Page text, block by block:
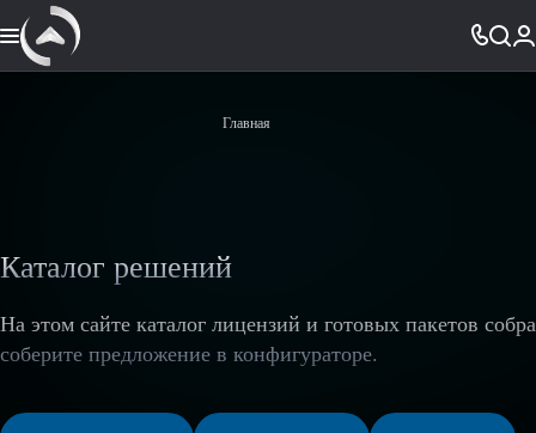
Главная
Каталог решений
На этом сайте каталог лицензий и готовых пакетов
соберите предложение в конфигураторе.